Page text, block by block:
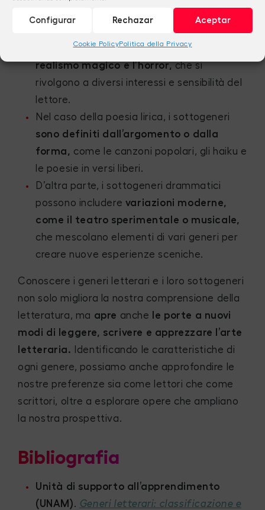
Aceptar
Rechazar
Configurar
Cookie PolicyPolitica della Privacy
troviamo
sottogeneri come la fantascienza, il
realismo magico e l’horror, che si
rivolgono a diversi interessi e sensibilità del
lettore.
Nel caso della poesia lirica, i sottogeneri
sono definiti dall’argomento o dalla
forma, come le canzoni popolari, gli haiku e
le poesie in versi liberi.
D’altra parte, i sottogeneri drammatici
possono includere variazioni moderne,
come il teatro sperimentale o musicale,
che mescolano elementi di vari generi per
creare nuove esperienze sceniche.
Conoscere i generi letterari e i loro sottogeneri
non solo migliora la nostra comprensione della
letteratura, ma apre anche
le porte a nuovi
modi di leggere, scrivere e apprezzare l’arte
letteraria.
Identificando le caratteristiche di
ogni genere, possiamo anche approfondire le
nostre preferenze sia come lettori che come
scrittori, oltre a esplorare opere che ampliano
la nostra prospettiva.
Bibliografia
Unità di supporto all’apprendimento
(UNAM). Generi letterari: classificazione e